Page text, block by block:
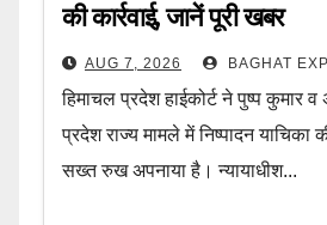
की कार्रवाई, जानें पूरी खबर
AUG 7, 2026 BAGHAT
हिमाचल प्रदेश हाईकोर्ट ने पुष्प कुमार व
प्रदेश राज्य मामले में निष्पादन याचिका
सख्त रुख अपनाया है। न्यायाधीश...